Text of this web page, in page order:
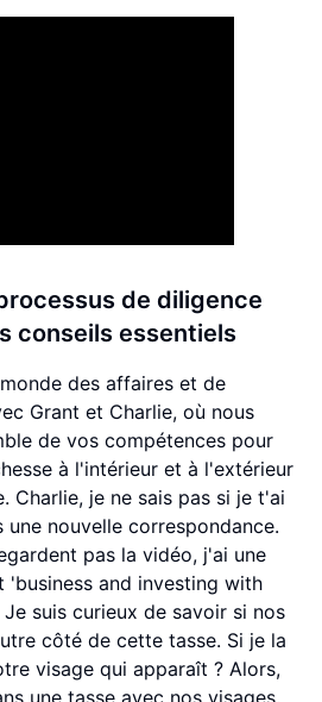
de diligence
conseils essentiels
des affaires et de
Grant et Charlie, où nous
de vos compétences pour
à l'intérieur et à l'extérieur
Charlie, je ne sais pas si je t'ai
nouvelle correspondance.
pas la vidéo, j'ai une
'business and investing with
suis curieux de savoir si nos
côté de cette tasse. Si je la
visage qui apparaît ? Alors,
une tasse avec nos visages,